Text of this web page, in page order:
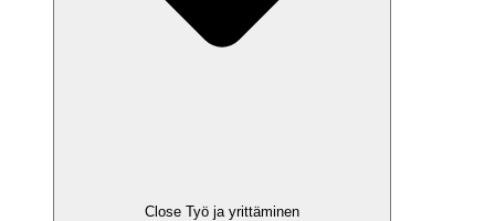
Close Työ ja yrittäminen